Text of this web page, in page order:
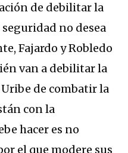
de debilitar la
seguridad no desea
Fajardo y Robledo
van a debilitar la
de combatir la
con la
hacer es no
el que modere sus